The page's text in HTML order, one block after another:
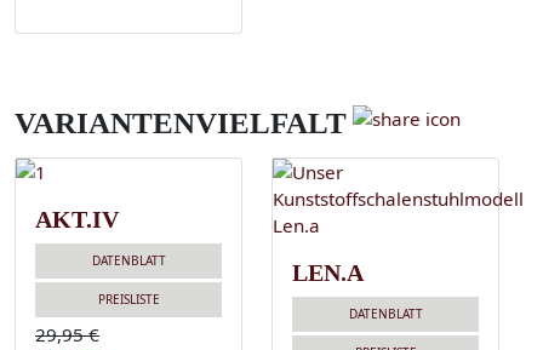
VARIANTENVIELFALT
AKT.IV
DATENBLATT
PREISLISTE
29,95 €
LEN.A
DATENBLATT